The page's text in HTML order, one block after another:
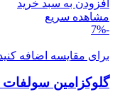
افزودن به سبد خرید
مشاهده سریع
-7%
برای مقایسه اضافه
گلوکزامین سولفات